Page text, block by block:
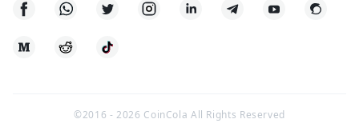
©2016 -2026 CoinCola All Rights Reserved